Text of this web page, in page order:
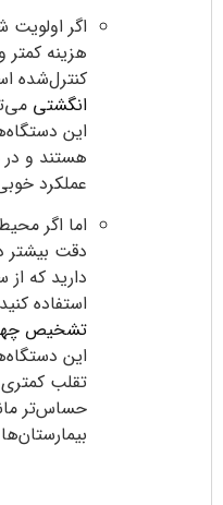
اگر
هزینه
کنترل‌شده
انگشتی
این
هستند و در
عملکرد
اما اگر
دقت بیشتر
دارید که
استفاده
تشخیص
این
تقلب
حساس‌تر